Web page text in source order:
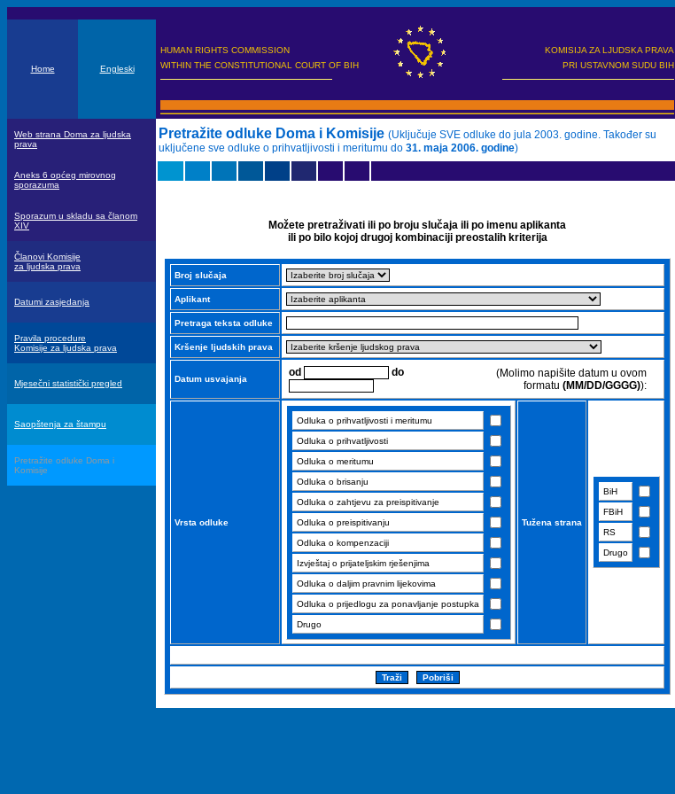
Home Engleski
HUMAN RIGHTS COMMISSION
KOMISIJA ZA LJUDSKA PRAVA
WITHIN THE CONSTITUTIONAL COURT OF BIH
PRI USTAVNOM SUDU BIH
Web strana Doma za ljudska
prava
Aneks 6 općeg mirovnog
sporazuma
Sporazum u skladu sa članom
XIV
Članovi Komisije
za ljudska prava
Datumi zasjedanja
Pravila procedure
Komisije za ljudska prava
Mjesečni statistički pregled
Saopštenja za štampu
Pretražite odluke Doma i
Komisije
Pretražite odluke Doma i Komisije (Uključuje SVE odluke do jula 2003. godine. Također su
uključene sve odluke o prihvatljivosti i meritumu do 31. maja 2006. godine)
Možete pretraživati ili po broju slučaja ili po imenu aplikanta
ili po bilo kojoj drugoj kombinaciji preostalih kriterija
Broj slučaja
Aplikant
Pretraga teksta odluke
Kršenje ljudskih prava
Datum usvajanja
od do
(Molimo napišite datum u ovom
formatu (MM/DD/GGGG)):
Vrsta odluke
Odluka o prihvatljivosti i meritumu
Odluka o prihvatljivosti
Odluka o meritumu
Odluka o brisanju
Odluka o zahtjevu za preispitivanje
Odluka o preispitivanju
Odluka o kompenzaciji
Izvještaj o prijateljskim rješenjima
Odluka o daljim pravnim lijekovima
Odluka o prijedlogu za ponavljanje postupka
Drugo
Tužena strana
BiH
FBiH
RS
Drugo